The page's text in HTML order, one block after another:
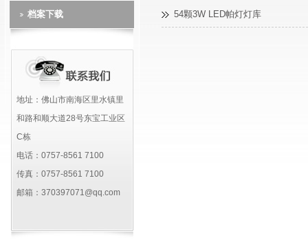
档案下载
地址：佛山市南海区里水镇里
和路和顺大道28号东宝工业区
C栋
电话：0757-8561 7100
传真：0757-8561 7100
邮箱：370397071@qq.com
54颗3W LED帕灯灯库